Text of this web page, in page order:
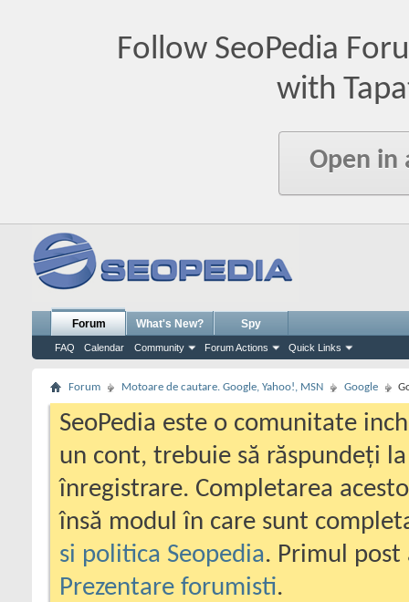
Follow SeoPedia
with
Open in
Forum
FAQ Calendar Community Forum Actions Quick Links
What's New? Spy
Forum Motoare de cautare. Google, Yahoo!, MSN Google
SeoPedia este o comunitate
un cont, trebuie să răspundeți
înregistrare. Completarea
însă modul în care sunt
si politica Seopedia. Primul
Prezentare forumisti.